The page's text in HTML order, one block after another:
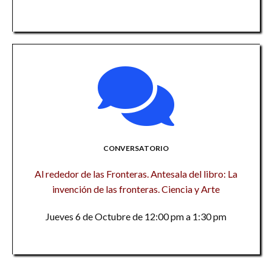
CONVERSATORIO
Al rededor de las Fronteras. Antesala del libro: La
invención de las fronteras. Ciencia y Arte
Jueves 6 de Octubre de 12:00 pm a 1:30 pm